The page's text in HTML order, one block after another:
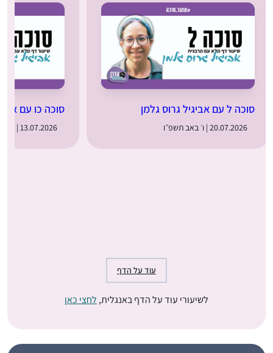
סוכה ל עם אביגיל גרוס גלמן
20.07.2026 | ו׳ באב תשפ״ו
סוכה כו עם
13.07.2026 | כ״ח בתמוז תשפ״ו
עוד על הדף
לשיעורי עוד על הדף באנגלית, לחצי כאן